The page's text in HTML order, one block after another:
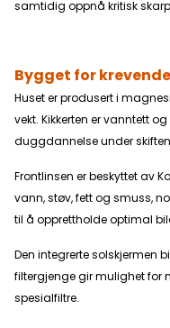
samtidig oppnå kritisk
Bygget for
Huset er produsert i
vekt. Kikkerten er vanntett
duggdannelse under
Frontlinsen er beskyttet av
vann, støv, fett og smuss,
til å opprettholde optimal
Den integrerte solskjermen
filtergjenge gir mulighet for
spesialfiltre.